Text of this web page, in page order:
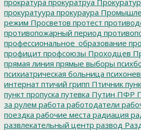
прокуратуура прокураура
режим Просветов протест
противопожарный период
профессиональное_образование
профицит профсоюзы Проходцев
прямая линия прямые выборы
психиатрическая больница
интернат птичий грипп Птичник
пункт пропуска путевка Путин ПФР
за рулем работа работодатели
поездка рабочие места радиация
развлекательный центр развод